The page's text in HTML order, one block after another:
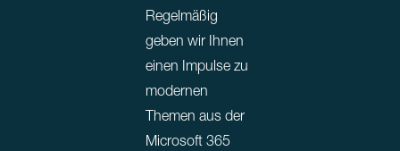
Regelmäßig
geben wir Ihnen
einen Impulse zu
modernen
Themen aus der
Microsoft 365